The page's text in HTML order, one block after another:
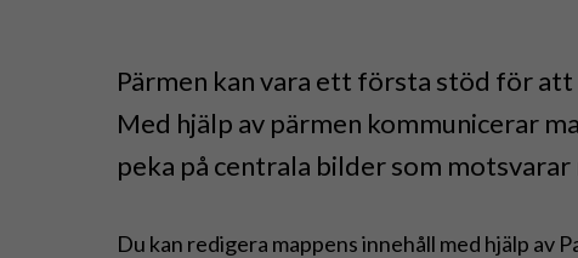
Pärmen kan vara ett första stöd för
Med hjälp av pärmen kommunicerar
peka på centrala bilder som
Du kan redigera mappens innehåll med hjälp av